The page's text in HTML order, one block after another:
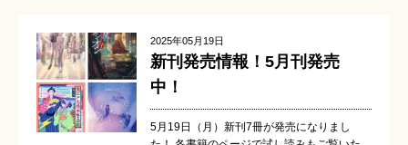
2025年05月19日
新刊発売情報！5月刊発売
中！
5月19日（月）新刊7冊が発売になりまし